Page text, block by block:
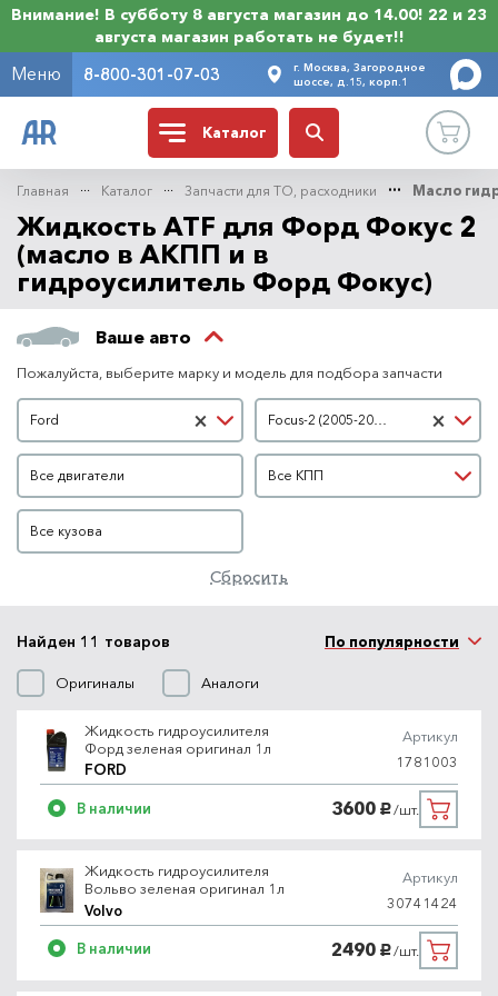
Внимание! В субботу 8 августа магазин до 14.00! 22 и 23
августа магазин работать не будет!!
Меню 8-800-301-07-03
г. Москва, Загородное
шоссе, д.15, корп.1
Каталог
Главная Каталог Запчасти для ТО, расходники Масло
Жидкость ATF для Форд Фокус 2
(масло в АКПП и в
гидроусилитель Форд Фокус)
Ваше авто
Пожалуйста, выберите марку и модель для подбора запчасти
Марка автомобиля
×
Ford
Модель автомобиля
×
Focus-2 (2005-2007 гг)
Двигатель
Все двигатели
КПП
Все КПП
Кузов
Все кузова
Сбросить
Найден 11 товаров
Оригиналы Аналоги
По популярности
Жидкость гидроусилителя
Форд зеленая оригинал 1л
FORD
Артикул
1781003
В наличии 3600 руб./шт.
Жидкость гидроусилителя
Вольво зеленая оригинал 1л
Volvo
Артикул
30741424
В наличии 2490 руб./шт.